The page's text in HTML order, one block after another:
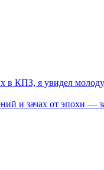
я увидел
зачах от эпохи —